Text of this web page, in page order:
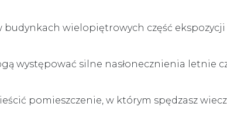
wielopiętrowych część
występować silne nasłonecznienia letnie
pomieszczenie, w którym spędzasz